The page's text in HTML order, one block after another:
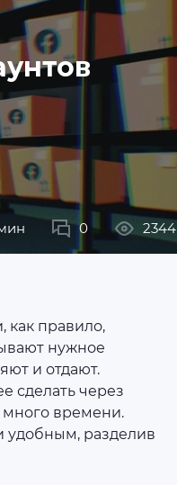
0 2344
как правило,
нужное
и отдают.
сделать через
много времени.
удобным, разделив